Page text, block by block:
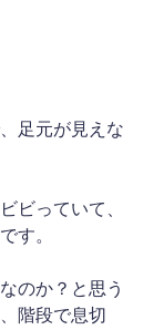
足元が見えな
ビっていて、
す。
のか？と思う
階段で息切